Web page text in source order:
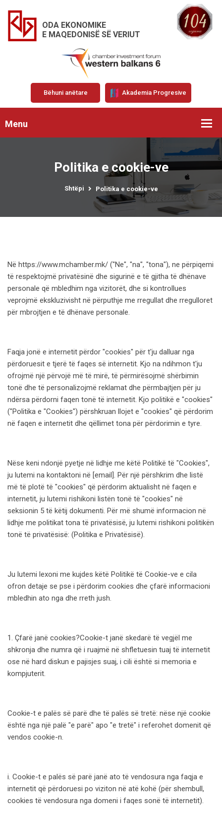
ODA EKONOMIKE
E MAQEDONISË SË VERIUT
Bëhuni anëtare Akademia Progresive
Menu
Politika e cookie-ve
Shtëpi Politika e cookie-ve
Në https://www.mchamber.mk/ ("Ne", "na", "tona"), ne përpiqemi
të respektojmë privatësinë dhe sigurinë e të gjitha të dhënave
personale që mbledhim nga vizitorët, dhe si kontrollues
veprojmë ekskluzivisht në përputhje me rregullat dhe rregulloret
për mbrojtjen e të dhënave personale.
Faqja jonë e internetit përdor "cookies" për t'ju dalluar nga
përdoruesit e tjerë të faqes së internetit. Kjo na ndihmon t'ju
ofrojmë një përvojë më të mirë, të përmirësojmë shërbimin
tonë dhe të personalizojmë reklamat dhe përmbajtjen për ju
ndërsa përdorni faqen tonë të internetit. Kjo politikë e "cookies"
("Politika e "Cookies") përshkruan llojet e "cookies" që përdorim
në faqen e internetit dhe qëllimet tona për përdorimin e tyre.
Nëse keni ndonjë pyetje në lidhje me këtë Politikë të "Cookies",
ju lutemi na kontaktoni në [email]. Për një përshkrim dhe listë
më të plotë të "cookies" që përdorim aktualisht në faqen e
internetit, ju lutemi rishikoni listën tonë të "cookies" në
seksionin 5 të këtij dokumenti. Për më shumë informacion në
lidhje me politikat tona të privatësisë, ju lutemi rishikoni politikën
tonë të privatësisë: (Politika e Privatësisë).
Ju lutemi lexoni me kujdes këtë Politikë të Cookie-ve e cila
ofron detaje se pse i përdorim cookies dhe çfarë informacioni
mbledhin ato nga dhe rreth jush.
1. Çfarë janë cookies?Cookie-t janë skedarë të vegjël me
shkronja dhe numra që i ruajmë në shfletuesin tuaj të internetit
ose në hard diskun e pajisjes suaj, i cili është si memoria e
kompjuterit.
Cookie-t e palës së parë dhe të palës së tretë: nëse një cookie
është nga një palë "e parë" apo "e tretë" i referohet domenit që
vendos cookie-n.
i. Cookie-t e palës së parë janë ato të vendosura nga faqja e
internetit që përdoruesi po viziton në atë kohë (për shembull,
cookies të vendosura nga domeni i faqes sonë të internetit).